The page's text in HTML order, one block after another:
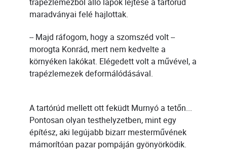
maradványai felé hajlottak.
-- Majd ráfogom, hogy a szomszéd volt --
morogta Konrád, mert nem kedvelte a
környéken lakókat. Elégedett volt a művével, a
trapézlemezek deformálódásával.
A tartórúd mellett ott feküdt Murnyó a tetőn...
Pontosan olyan testhelyzetben, mint egy
építész, aki legújabb bizarr mesterművének
mámorítóan pazar pompáján gyönyörködik.